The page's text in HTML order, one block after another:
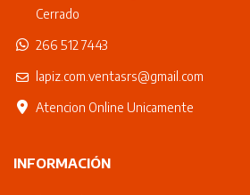
Cerrado
266 512 7443
lapiz.com.ventasrs@gmail.com
Atencion Online Unicamente
INFORMACIÓN